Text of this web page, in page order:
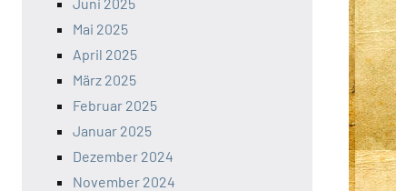
Mai 2025
April 2025
März 2025
Februar 2025
Januar 2025
Dezember 2024
November 2024